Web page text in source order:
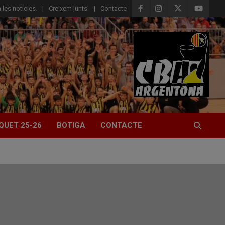
les notícies. Creixem junts! Contacte
25-26 BOTIGA CONTACTE